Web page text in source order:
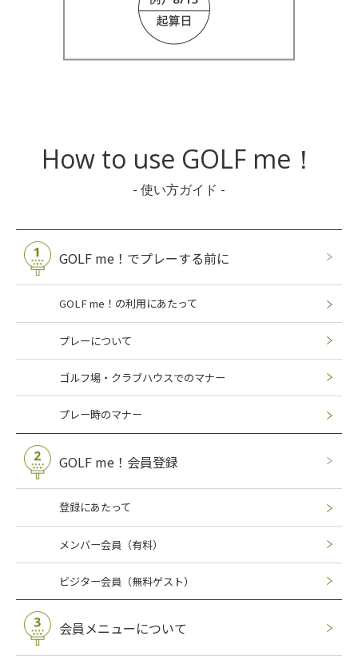
How to use GOLF me！
- 使い方ガイド -
GOLF me！でプレーする前に
GOLF me！の利用にあたって
プレーについて
ゴルフ場・クラブハウスでのマナー
プレー時のマナー
GOLF me！会員登録
登録にあたって
メンバー会員（有料）
ビジター会員（無料ゲスト）
会員メニューについて